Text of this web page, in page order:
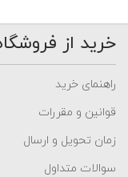
خرید از
راهنمای خرید
قوانین و مقررات
زمان تحویل و ارسال
سوالات متداول